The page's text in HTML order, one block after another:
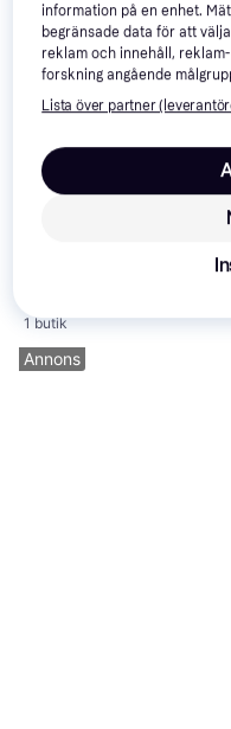
1 butik
Annons
information på en enhet.
begränsade data för att
reklam och innehåll,
forskning angående
Lista över partner